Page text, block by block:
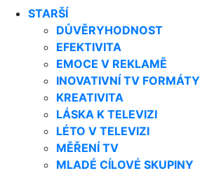
STARŠÍ
DŮVĚRYHODNOST
EFEKTIVITA
EMOCE V REKLAMĚ
INOVATIVNÍ TV FORMÁTY
KREATIVITA
LÁSKA K TELEVIZI
LÉTO V TELEVIZI
MĚŘENÍ TV
MLADÉ CÍLOVÉ SKUPINY